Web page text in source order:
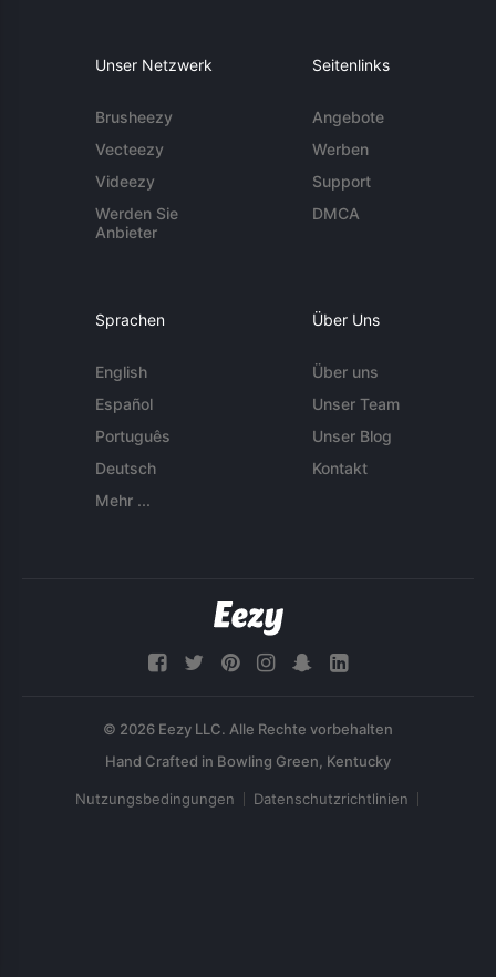
Unser Netzwerk
Brusheezy
Vecteezy
Videezy
Werden Sie
Anbieter
Seitenlinks
Angebote
Werben
Support
DMCA
Sprachen
English
Español
Português
Deutsch
Mehr ...
Über Uns
Über uns
Unser Team
Unser Blog
Kontakt
© 2026 Eezy LLC. Alle Rechte vorbehalten
Nutzungsbedingungen Datenschutzrichtlinien